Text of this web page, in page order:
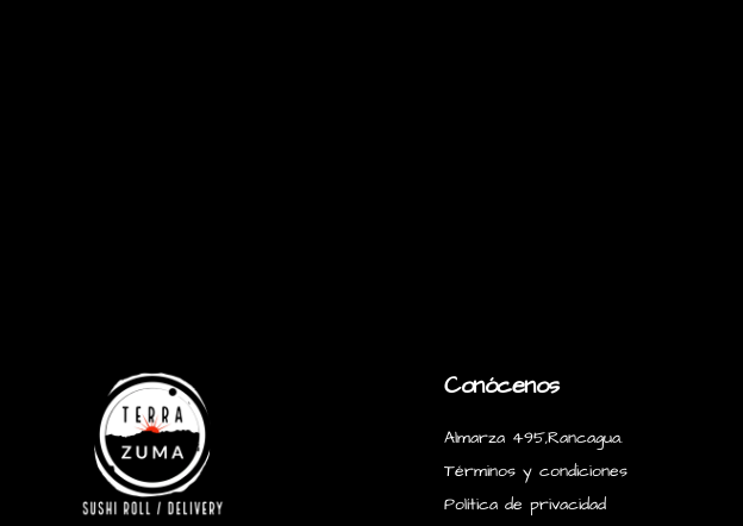
Conócenos
Almarza 495,Rancagua.
Términos y condiciones
Política de privacidad